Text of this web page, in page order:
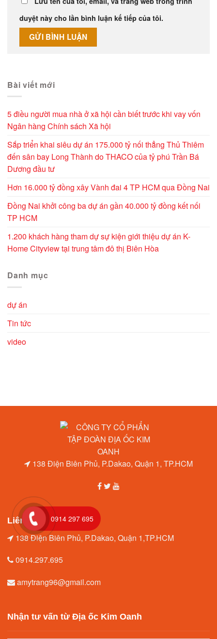
duyệt này cho lần bình luận kế tiếp của tôi.
Bài viết mới
5 điều người mua nhà ở xã hội cần biết trước khi vay vốn
Ngân hàng Chính sách Xã hội
Sắp triển khai siêu dự án 175.000 tỷ nối thẳng Thủ Thiêm
đến sân bay Long Thành do THACO của tỷ phú Trần Bá
Dương đầu tư
Hơn 16.000 tỷ đồng xây Vành đai 4 TP HCM qua Đồng Nai
Đồng Nai khởi công ba dự án gần 40.000 tỷ đồng kết nối
TP HCM
1.200 khách hàng tham dự sự kiện giới thiệu dự án K-
Home Cityview tại trung tâm đô thị Biên Hòa
Danh mục
dự án
Tin tức
video
138 Điện Biên Phủ, P.Dakao, Quận 1, TP.HCM
Liên hệ
138 Điện Biên Phủ, P.Dakao, Quận 1,TP.HCM
0914.297.695
amytrang96@gmail.com
Nhận tư vấn từ Địa ốc Kim Oanh
0914 297 695